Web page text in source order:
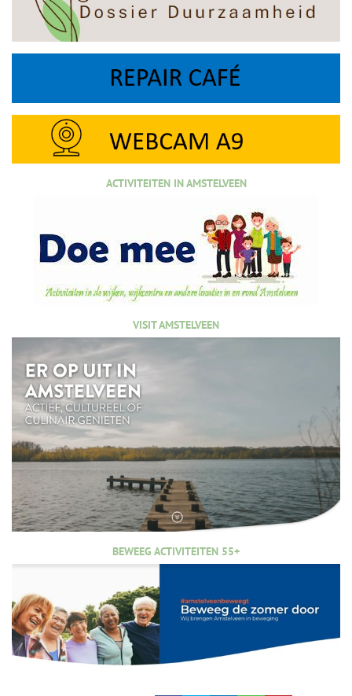
ACTIVITEITEN IN AMSTELVEEN
VISIT AMSTELVEEN
BEWEEG ACTIVITEITEN 55+